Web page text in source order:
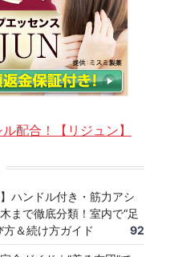
配合！【リジュン】
ハンドル付き・筋力アシ
まで徹底分類！室内で“足
方＆続け方ガイド
92